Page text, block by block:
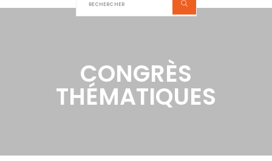
CONGRÈS
THÉMATIQUES